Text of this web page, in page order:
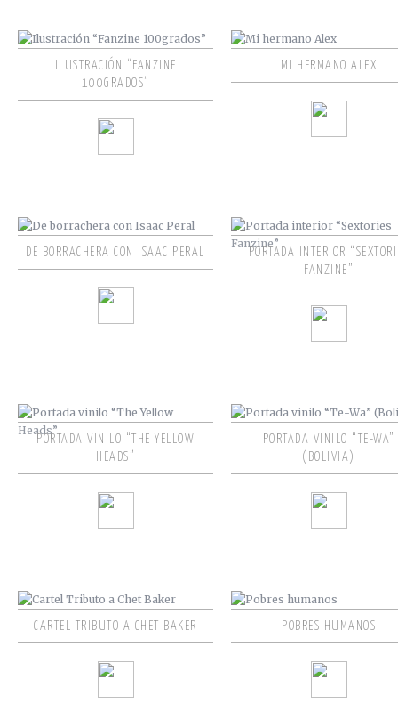
ILUSTRACIÓN “FANZINE
100GRADOS”
MI HERMANO ALEX
DE BORRACHERA CON ISAAC PERAL
PORTADA INTERIOR
FANZINE”
PORTADA VINILO “THE YELLOW
HEADS”
PORTADA VINILO “TE-WA”
(BOLIVIA)
CARTEL TRIBUTO A CHET BAKER POBRES HUMANOS